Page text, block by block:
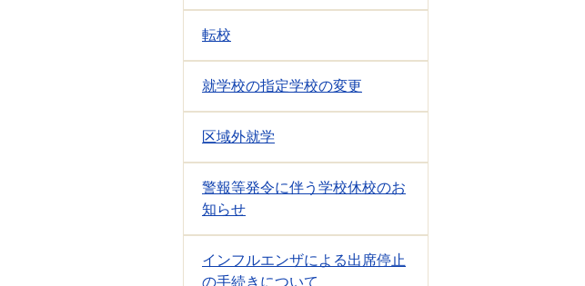
転校
就学校の指定学校の変更
区域外就学
警報等発令に伴う学校休校のお
知らせ
インフルエンザによる出席停止
の手続きについて